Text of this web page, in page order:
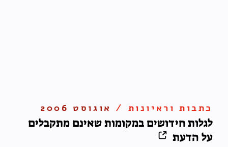
כתבות וראיונות / אוגוסט 2006
לגלות חידושים במקומות שאינם מתקבלים
על הדעת